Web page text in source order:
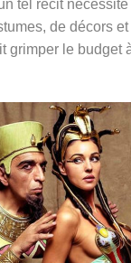
tel récit
de décors et
grimper le budget